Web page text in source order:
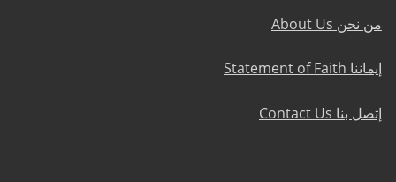
من نحن About Us
إيماننا Statement of Faith
إتصل بنا Contact Us